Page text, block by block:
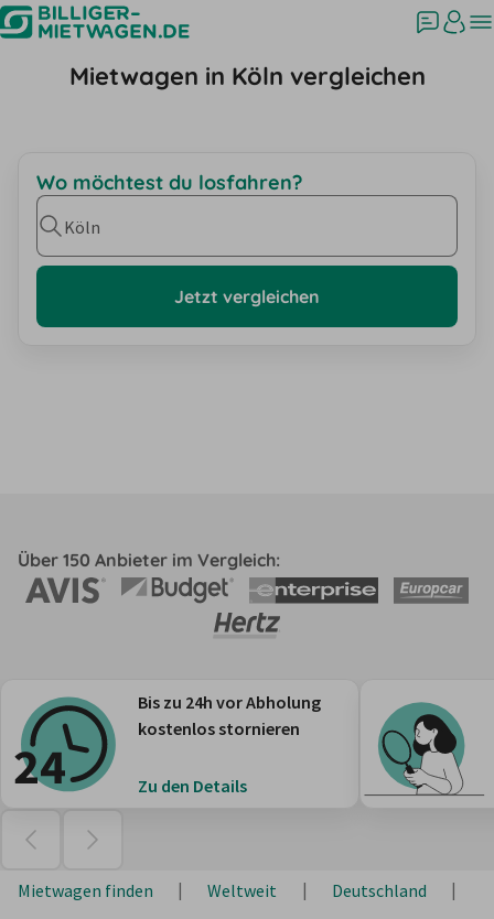
Mietwagen in Köln vergleichen
Wo möchtest du losfahren?
Köln
Jetzt vergleichen
Über 150 Anbieter im Vergleich:
Bis zu 24h vor Abholung
kostenlos stornieren
Zu den Details
Mietwagen finden Weltweit Deutschland